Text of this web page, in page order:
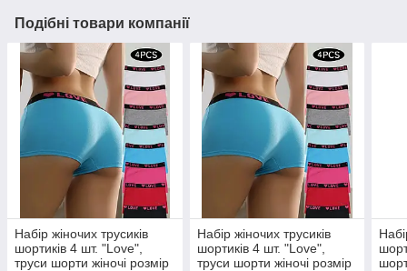
Подібні товари компанії
Набір жіночих трусиків
шортиків 4 шт. "Love",
труси шорти жіночі розмір
Набір жіночих трусиків
шортиків 4 шт. "Love",
труси шорти жіночі розмір